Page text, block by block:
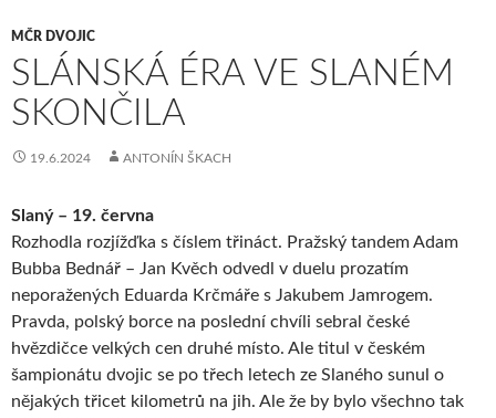
MČR DVOJIC
SLÁNSKÁ ÉRA VE SLANÉM
SKONČILA
19.6.2024 ANTONÍN ŠKACH
Slaný – 19. června
Rozhodla rozjížďka s číslem třináct. Pražský tandem Adam
Bubba Bednář – Jan Kvěch odvedl v duelu prozatím
neporažených Eduarda Krčmáře s Jakubem Jamrogem.
Pravda, polský borce na poslední chvíli sebral české
hvězdičce velkých cen druhé místo. Ale titul v českém
šampionátu dvojic se po třech letech ze Slaného sunul o
nějakých třicet kilometrů na jih. Ale že by bylo všechno tak